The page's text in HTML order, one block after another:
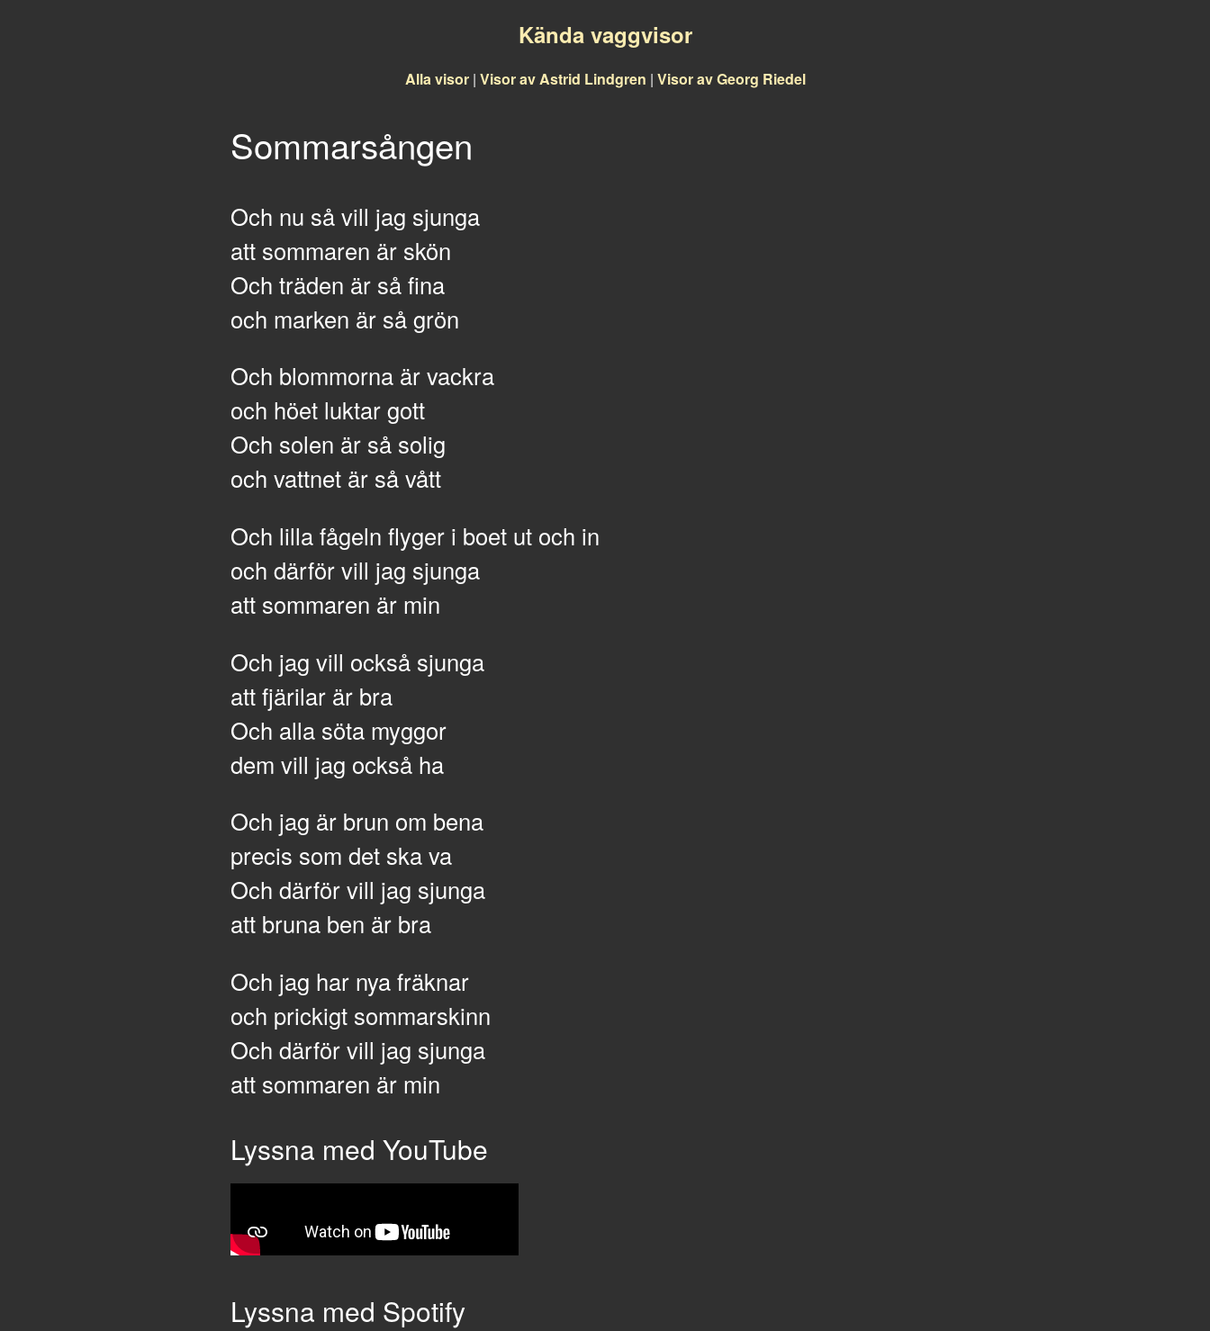
Kända vaggvisor
Alla visor| Visor av Astrid Lindgren | Visor av Georg Riedel
Sommarsången
Och nu så vill jag sjunga
att sommaren är skön
Och träden är så fina
och marken är så grön
Och blommorna är vackra
och höet luktar gott
Och solen är så solig
och vattnet är så vått
Och lilla fågeln flyger i boet ut och in
och därför vill jag sjunga
att sommaren är min
Och jag vill också sjunga
att fjärilar är bra
Och alla söta myggor
dem vill jag också ha
Och jag är brun om bena
precis som det ska va
Och därför vill jag sjunga
att bruna ben är bra
Och jag har nya fräknar
och prickigt sommarskinn
Och därför vill jag sjunga
att sommaren är min
Lyssna med YouTube
Lyssna med Spotify